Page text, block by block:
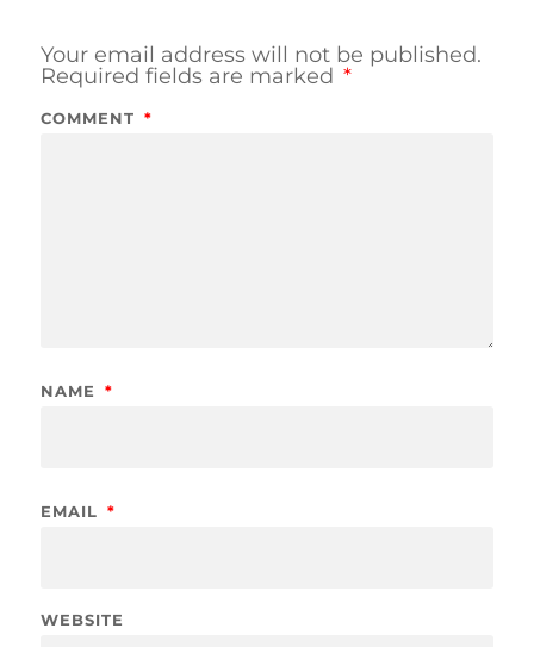
Your email address will not be published.
Required fields are marked *
COMMENT *
NAME *
EMAIL *
WEBSITE